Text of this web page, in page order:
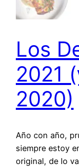
Los
2021
2020)
Año con año,
siempre estoy
original, de lo